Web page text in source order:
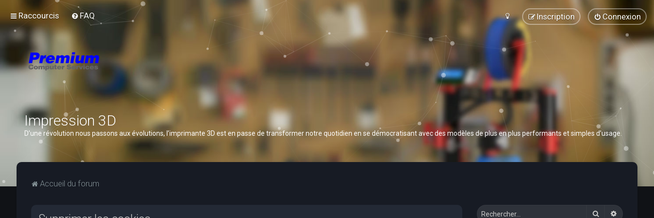
Raccourcis FAQ Connexion
Inscription
Impression 3D
D’une révolution nous passons aux évolutions, l’imprimante 3D est en passe de transformer notre quotidien en se démocratisant avec des modèles de plus en plus performants et simples d’usage.
Accueil du forum
Rechercher